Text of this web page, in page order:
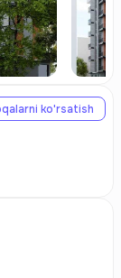
ko'rsatish